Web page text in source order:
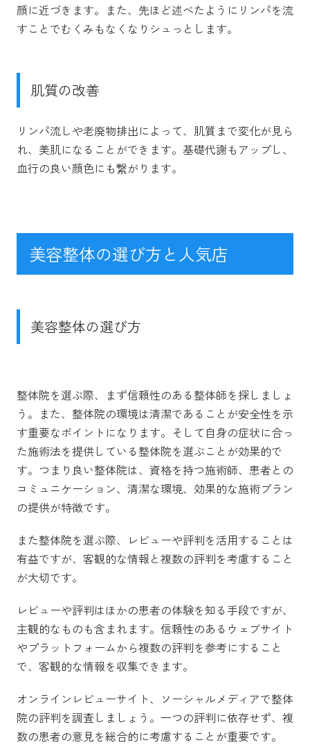
顔に近づきます。また、先ほど述べたようにリンパを流
すことでむくみもなくなりシュっとします。
肌質の改善
リンパ流しや老廃物排出によって、肌質まで変化が見ら
れ、美肌になることができます。基礎代謝もアップし、
血行の良い顔色にも繋がります。
美容整体の選び方と人気店
美容整体の選び方
整体院を選ぶ際、まず信頼性のある整体師を探しましょ
う。また、整体院の環境は清潔であることが安全性を示
す重要なポイントになります。そして自身の症状に合っ
た施術法を提供している整体院を選ぶことが効果的で
す。 つまり良い整体院は、資格を持つ施術師、患者との
コミュニケーション、清潔な環境、効果的な施術プラン
の提供が特徴です。
また整体院を選ぶ際、レビューや評判を活用することは
有益ですが、客観的な情報と複数の評判を考慮すること
が大切です。
レビューや評判はほかの患者の体験を知る手段ですが、
主観的なものも含まれます。信頼性のあるウェブサイト
やプラットフォームから複数の評判を参考にすること
で、客観的な情報を収集できます。
オンラインレビューサイト、ソーシャルメディアで整体
院の評判を調査しましょう。一つの評判に依存せず、複
数の患者の意見を総合的に考慮することが重要です。